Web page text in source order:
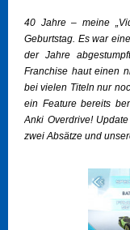
40 Jahre – meine
Geburtstag. Es war
der Jahre
Franchise haut einen
bei vielen Titeln nur
ein Feature bereits
Anki Overdrive!
zwei Absätze und